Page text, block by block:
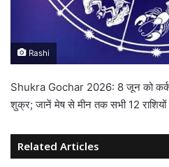
Rashi
Shukra Gochar 2026: 8 जून को
शुक्र; जानें मेष से मीन तक सभी 12
Related Articles